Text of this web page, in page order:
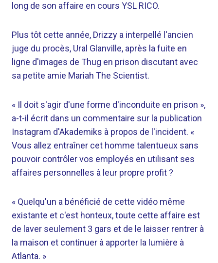
long de son affaire en cours YSL RICO.
Plus tôt cette année, Drizzy a interpellé l'ancien
juge du procès, Ural Glanville, après la fuite en
ligne d'images de Thug en prison discutant avec
sa petite amie Mariah The Scientist.
« Il doit s'agir d'une forme d'inconduite en prison »,
a-t-il écrit dans un commentaire sur la publication
Instagram d'Akademiks à propos de l'incident. «
Vous allez entraîner cet homme talentueux sans
pouvoir contrôler vos employés en utilisant ses
affaires personnelles à leur propre profit ?
« Quelqu'un a bénéficié de cette vidéo même
existante et c'est honteux, toute cette affaire est
de laver seulement 3 gars et de le laisser rentrer à
la maison et continuer à apporter la lumière à
Atlanta. »